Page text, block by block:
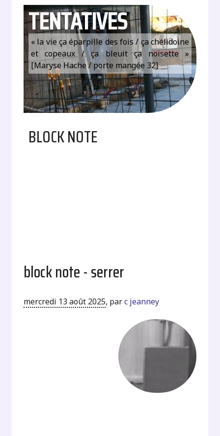
TENTATIVES
« la vie ça éparpille des fois / ça chélidoine
et copeaux / ça bleuit ça noisette »
[Maryse Hache / porte mangée 32]
BLOCK NOTE
block note - serrer
mercredi 13 août 2025, parc jeanney